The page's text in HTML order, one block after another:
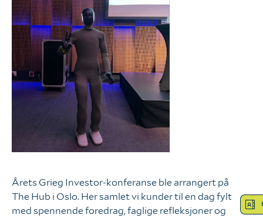
Hva tenker vi?
Våre verdier
Bærekraft
Logg inn
Hva gjør vi?
Årets Grieg Investor-konferanse ble arrangert på
The Hub i Oslo. Her samlet vi kunder til en dag fylt
med spennende foredrag, faglige refleksjoner og